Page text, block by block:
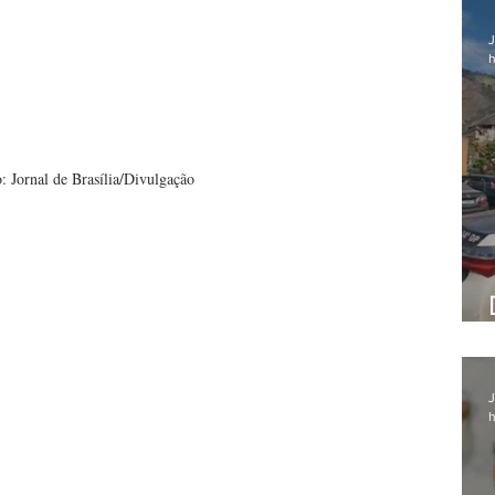
Jornal de Brasília/Divulgação